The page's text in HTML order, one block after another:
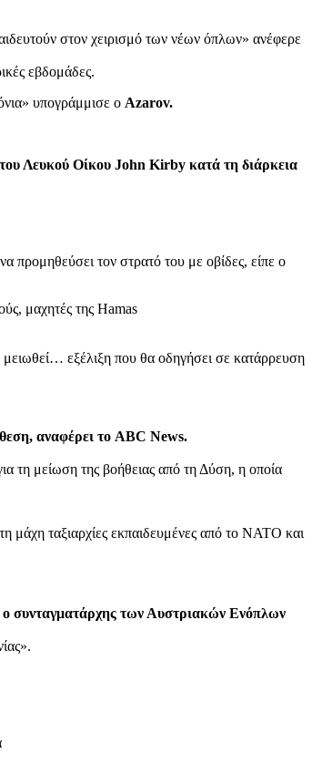
στον χειρισμό των νέων όπλων» ανέφερε
εβδομάδες.
υπογράμμισε ο Azarov.
Λευκού Οίκου John Kirby κατά τη διάρκεια
προμηθεύσει τον στρατό του με οβίδες, είπε ο
μαχητές της Hamas
εξέλιξη που θα οδηγήσει σε κατάρρευση
αναφέρει το ABC News.
τη μείωση της βοήθειας από τη Δύση, η οποία
μάχη ταξιαρχίες εκπαιδευμένες από το ΝΑΤΟ και
ο συνταγματάρχης των Αυστριακών Ενόπλων